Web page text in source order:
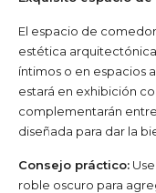
El espacio de
estética
íntimos o en espacios
estará en exhibición
complementarán
diseñada para dar la
Consejo práctico:
roble oscuro para